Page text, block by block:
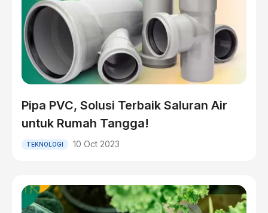
Pipa PVC, Solusi Terbaik Saluran Air
untuk Rumah Tangga!
TEKNOLOGI 10 Oct 2023